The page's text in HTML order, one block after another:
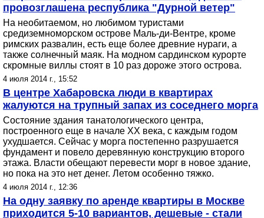
провозглашена республика "Дурной ветер"
На необитаемом, но любимом туристами
средиземноморском острове Маль-ди-Вентре, кроме
римских развалин, есть еще более древние нураги, а
также солнечный маяк. На модном сардинском курорте
скромные виллы стоят в 10 раз дороже этого острова.
4 июля 2014 г., 15:52
В центре Хабаровска люди в квартирах
жалуются на трупный запах из соседнего морга
Состояние здания танатологического центра,
построенного еще в начале XX века, с каждым годом
ухудшается. Сейчас у морга постепенно разрушается
фундамент и повело деревянную конструкцию второго
этажа. Власти обещают перевести морг в новое здание,
но пока на это нет денег. Летом особенно тяжко.
4 июля 2014 г., 12:36
На одну заявку по аренде квартиры в Москве
приходится 5-10 вариантов, дешевые - стали